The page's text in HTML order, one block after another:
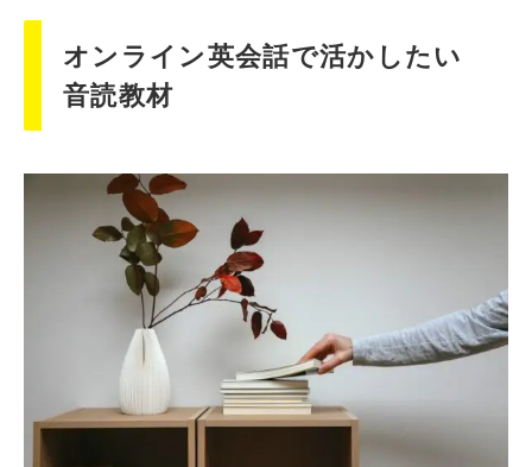
オンライン英会話で活かしたい
音読教材